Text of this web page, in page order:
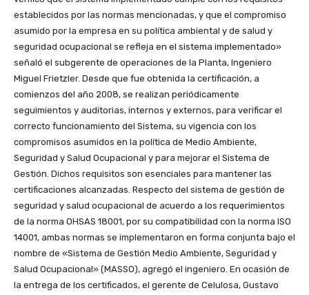
establecidos por las normas mencionadas, y que el compromiso
asumido por la empresa en su política ambiental y de salud y
seguridad ocupacional se refleja en el sistema implementado»
señaló el subgerente de operaciones de la Planta, Ingeniero
Miguel Frietzler. Desde que fue obtenida la certificación, a
comienzos del año 2008, se realizan periódicamente
seguimientos y auditorias, internos y externos, para verificar el
correcto funcionamiento del Sistema, su vigencia con los
compromisos asumidos en la política de Medio Ambiente,
Seguridad y Salud Ocupacional y para mejorar el Sistema de
Gestión. Dichos requisitos son esenciales para mantener las
certificaciones alcanzadas. Respecto del sistema de gestión de
seguridad y salud ocupacional de acuerdo a los requerimientos
de la norma OHSAS 18001, por su compatibilidad con la norma ISO
14001, ambas normas se implementaron en forma conjunta bajo el
nombre de «Sistema de Gestión Medio Ambiente, Seguridad y
Salud Ocupacional» (MASSO), agregó el ingeniero. En ocasión de
la entrega de los certificados, el gerente de Celulosa, Gustavo